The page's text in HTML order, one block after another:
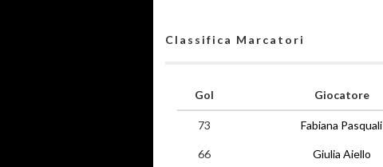
Classifica Marcatori
Gol Giocatore
73 Fabiana Pasquali
66 Giulia Aiello